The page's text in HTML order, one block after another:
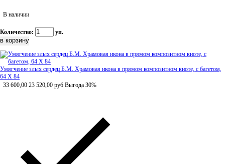
В наличии
Количество: уп.
Умягчение злых сердец Б.М. Храмовая икона в прямом композитном киоте, с багетом,
64 Х 84
33 600,00 23 520,00 руб Выгода 30%